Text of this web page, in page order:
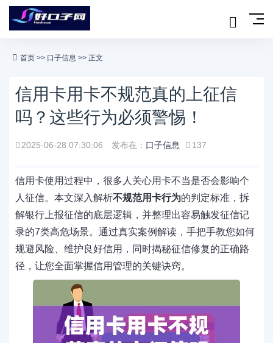
首页 >> 口子信息 >> 正文
信用卡用卡不规范真的上征信
吗？这些行为必须警惕！
2025-06-28 07:30:06 发布在： 口子信息 137
信用卡使用过程中，很多人关心用卡不当是否会影响个
人征信。本文深入解析不规范用卡行为的判定标准，拆
解银行上报征信的底层逻辑，并整理出容易触发征信记
录的7类高危场景。通过真实案例解读，手把手教您如何
规避风险、维护良好信用，同时揭秘征信修复的正确路
径，让您全面掌握信用管理的关键诀窍。